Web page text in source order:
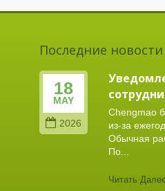
Последние новости
18
MAY
2026
Chengmao
из-за
Обычная
По...
Читать